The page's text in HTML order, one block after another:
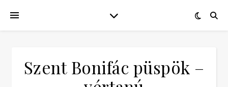
Szent Bonifác püspök –